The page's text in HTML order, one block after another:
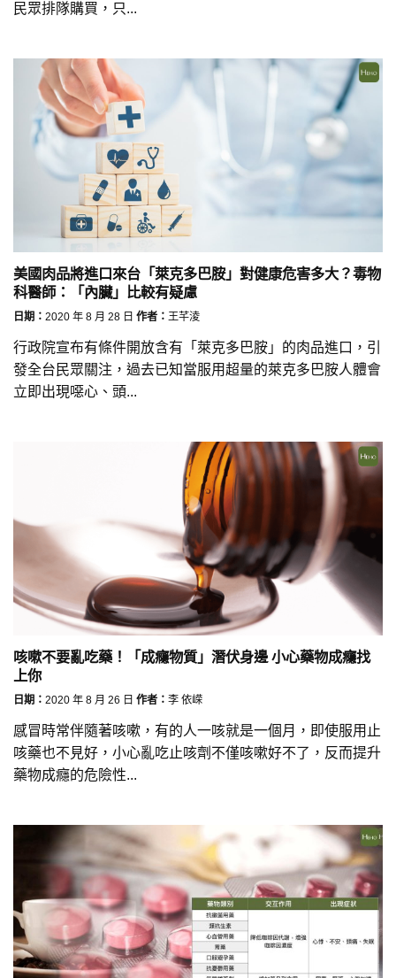
民眾排隊購買，只...
美國肉品將進口來台「萊克多巴胺」對健康危害多大？毒物
科醫師：「內臟」比較有疑慮
日期： 2020 年 8 月 28 日 作者： 王芊淩
行政院宣布有條件開放含有「萊克多巴胺」的肉品進口，引
發全台民眾關注，過去已知當服用超量的萊克多巴胺人體會
立即出現噁心、頭...
咳嗽不要亂吃藥！「成癮物質」潛伏身邊 小心藥物成癮找
上你
日期： 2020 年 8 月 26 日 作者： 李 依嵘
感冒時常伴隨著咳嗽，有的人一咳就是一個月，即使服用止
咳藥也不見好，小心亂吃止咳劑不僅咳嗽好不了，反而提升
藥物成癮的危險性...